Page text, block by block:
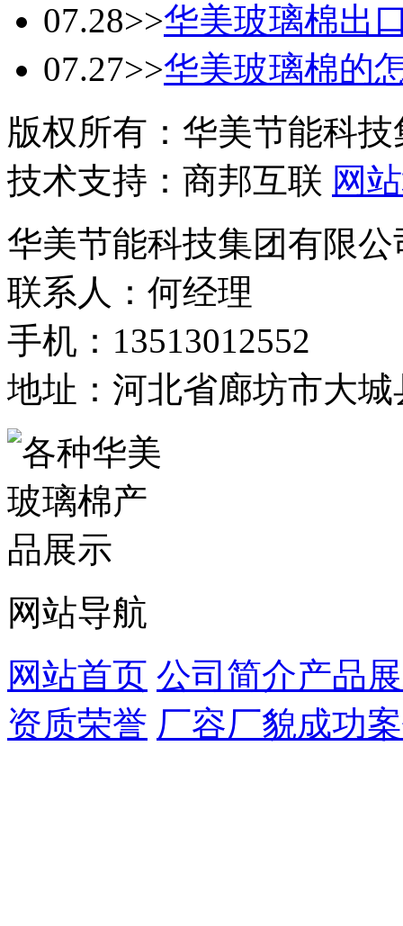
07.28>>华美玻璃棉出
07.27>>华美玻璃棉的
版权所有：华美节能科
技术支持：商邦互联 网
华美节能科技集团有限公
联系人：何经理
手机：13513012552
地址：河北省廊坊市大
网站导航
网站首页 公司简介产品
资质荣誉 厂容厂貌成功